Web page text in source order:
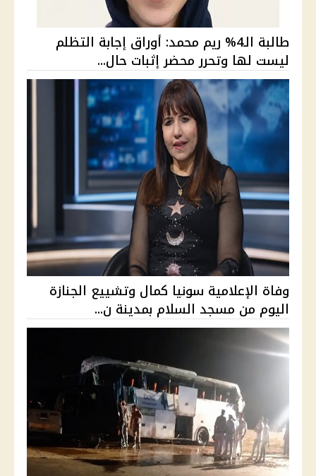
طالبة الـ4% ريم محمد: أوراق إجابة التظلم
ليست لها وتحرر محضر إثبات حال...
وفاة الإعلامية سونيا كمال وتشييع الجنازة
اليوم من مسجد السلام بمدينة ن...